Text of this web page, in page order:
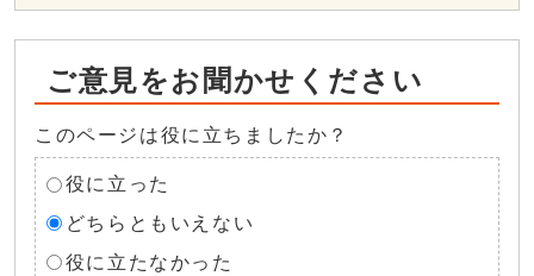
ご意見をお聞かせください
このページは役に立ちましたか？
役に立った
どちらともいえない
役に立たなかった